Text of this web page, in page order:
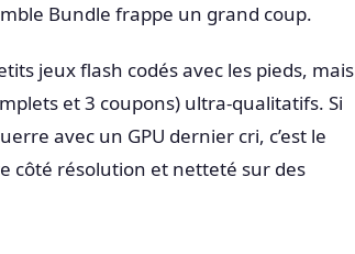
Bundle frappe un grand coup.
jeux flash codés avec les pieds, mais
et 3 coupons) ultra-qualitatifs. Si
avec un GPU dernier cri, c’est le
côté résolution et netteté sur des